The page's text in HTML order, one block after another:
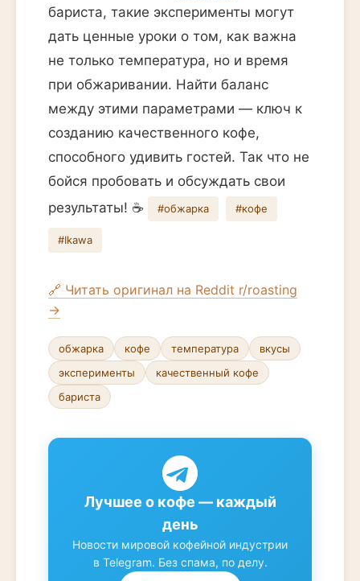
бариста, такие эксперименты могут
дать ценные уроки о том, как важна
не только температура, но и время
при обжаривании. Найти баланс
между этими параметрами — ключ к
созданию качественного кофе,
способного удивить гостей. Так что не
бойся пробовать и обсуждать свои
результаты! ☕️
#обжарка #кофе
#Ikawa
🔗 Читать оригинал на Reddit r/roasting
→
обжарка кофе температура
вкусы
эксперименты
качественный кофе
бариста
Лучшее о кофе — каждый
день
Новости мировой кофейной индустрии
в Telegram. Без спама, по делу.